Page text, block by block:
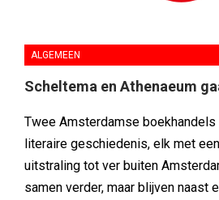
ALGEMEEN
Scheltema en Athenaeum
Twee Amsterdamse
literaire geschiedenis, elk met
uitstraling tot ver buiten
samen verder, maar blijven naast